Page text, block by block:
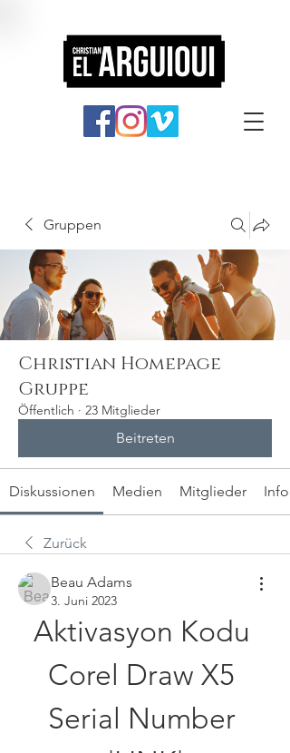
Gruppen
Christian Homepage
Gruppe
Öffentlich · 23 Mitglieder
Beitreten
Diskussionen Medien Mitglieder Info
Zurück
Beau Adams
3. Juni 2023
Aktivasyon Kodu
Corel Draw X5
Serial Number